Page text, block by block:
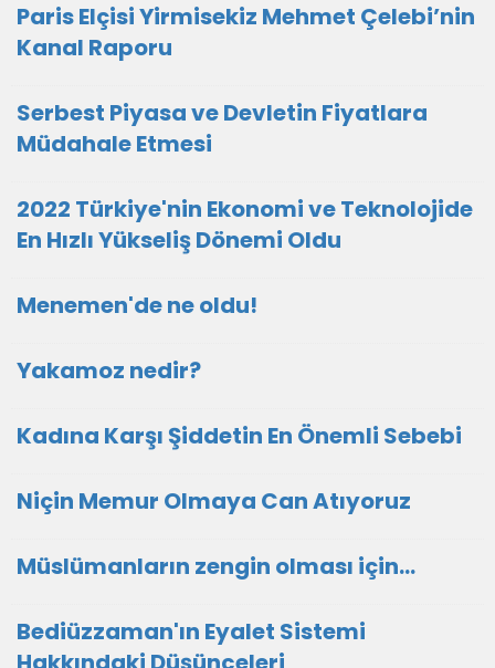
Paris Elçisi Yirmisekiz Mehmet Çelebi’nin
Kanal Raporu
Serbest Piyasa ve Devletin Fiyatlara
Müdahale Etmesi
2022 Türkiye'nin Ekonomi ve Teknolojide
En Hızlı Yükseliş Dönemi Oldu
Menemen'de ne oldu!
Yakamoz nedir?
Kadına Karşı Şiddetin En Önemli Sebebi
Niçin Memur Olmaya Can Atıyoruz
Müslümanların zengin olması için...
Bediüzzaman'ın Eyalet Sistemi